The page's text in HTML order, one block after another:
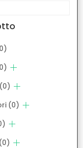
(0)
(0)
(0)